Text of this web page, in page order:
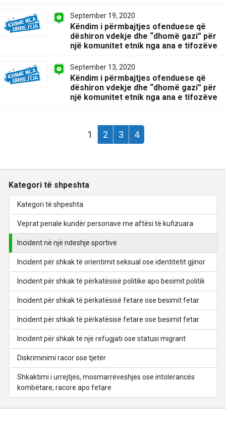
September 19, 2020
Këndim i përmbajtjes ofenduese që
dëshiron vdekje dhe “dhomë gazi” për
një komunitet etnik nga ana e tifozëve
September 13, 2020
Këndim i përmbajtjes ofenduese që
dëshiron vdekje dhe “dhomë gazi” për
një komunitet etnik nga ana e tifozëve
1 2 3 4
Kategori të shpeshta
Kategori të shpeshta
Veprat penale kundër personave me aftësi të kufizuara
Incident në një ndeshje sportive
Incident për shkak të orientimit seksual ose identitetit gjinor
Incident për shkak të përkatësisë politike apo besimit politik
Incident për shkak të përkatësisë fetare ose besimit fetar
Incident për shkak të përkatësisë fetare ose besimit fetar
Incident për shkak të një refugjati ose statusi migrant
Diskriminimi racor ose tjetër
Shkaktimi i urrejtjes, mosmarrëveshjes ose intolerancës
kombëtare, racore apo fetare